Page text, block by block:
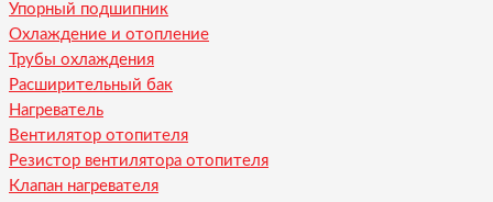
Упорный подшипник
Охлаждение и отопление
Трубы охлаждения
Расширительный бак
Нагреватель
Вентилятор отопителя
Резистор вентилятора отопителя
Клапан нагревателя